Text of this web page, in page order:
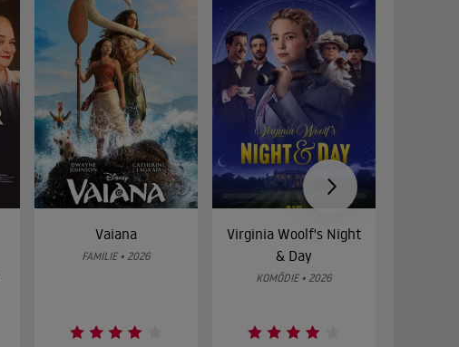
Vaiana
FAMILIE • 2026
Virginia Woolf's Night
& Day
KOMÖDIE • 2026